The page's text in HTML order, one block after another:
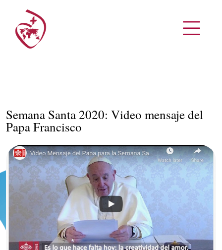
Semana Santa 2020: Video mensaje del
Papa Francisco